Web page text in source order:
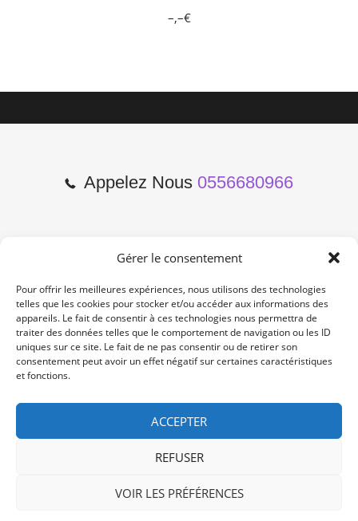
Gérer le consentement
Pour offrir les meilleures expériences, nous utilisons des technologies
telles que les cookies pour stocker et/ou accéder aux informations des
appareils. Le fait de consentir à ces technologies nous permettra de
traiter des données telles que le comportement de navigation ou les ID
uniques sur ce site. Le fait de ne pas consentir ou de retirer son
consentement peut avoir un effet négatif sur certaines caractéristiques
et fonctions.
ACCEPTER
REFUSER
VOIR LES PRÉFÉRENCES
–,–€
Appelez Nous 0556680966
2 Cours de l'Yser 33800
Bordeaux
Lun-Samedi: 10:00 -19:00
Non Stop
/ /